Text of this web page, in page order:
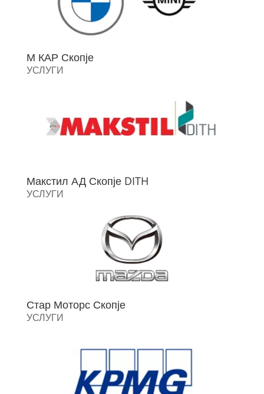
М КАР Скопје
УСЛУГИ
Макстил АД Скопје DITH
УСЛУГИ
Стар Моторс Скопје
УСЛУГИ